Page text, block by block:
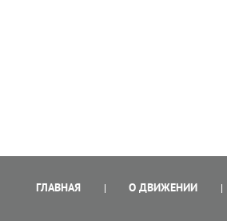
ГЛАВНАЯ О ДВИЖЕНИИ